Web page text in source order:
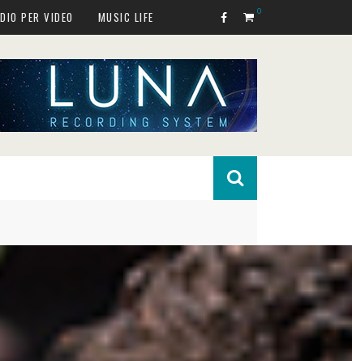
PER VIDEO MUSIC LIFE 0